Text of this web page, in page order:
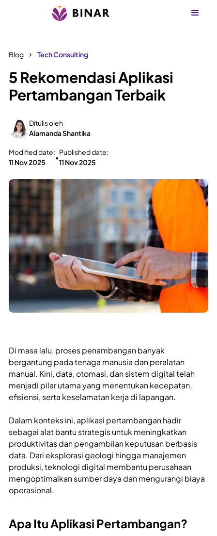
Blog Tech Consulting
5 Rekomendasi Aplikasi
Pertambangan Terbaik
Ditulis oleh
Alamanda Shantika
Modified date:
11 Nov 2025
•
Published date:
11 Nov 2025
Di masa lalu, proses penambangan banyak
bergantung pada tenaga manusia dan peralatan
manual. Kini, data, otomasi, dan sistem digital telah
menjadi pilar utama yang menentukan kecepatan,
efisiensi, serta keselamatan kerja di lapangan.
Dalam konteks ini, aplikasi pertambangan hadir
sebagai alat bantu strategis untuk meningkatkan
produktivitas dan pengambilan keputusan berbasis
data. Dari eksplorasi geologi hingga manajemen
produksi, teknologi digital membantu perusahaan
mengoptimalkan sumber daya dan mengurangi biaya
operasional.
Apa Itu Aplikasi Pertambangan?